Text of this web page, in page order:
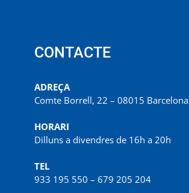
CONTACTE
ADREÇA
Comte Borrell, 22 – 08015 Barcelona
HORARI
Dilluns a divendres de 16h a 20h
TEL
933 195 550 – 679 205 204